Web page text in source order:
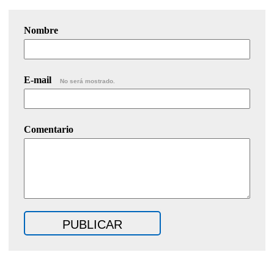
Nombre
E-mail No será mostrado.
Comentario